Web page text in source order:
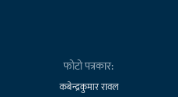
फोटो पत्रकार:
कबेन्द्रकुमार रावल